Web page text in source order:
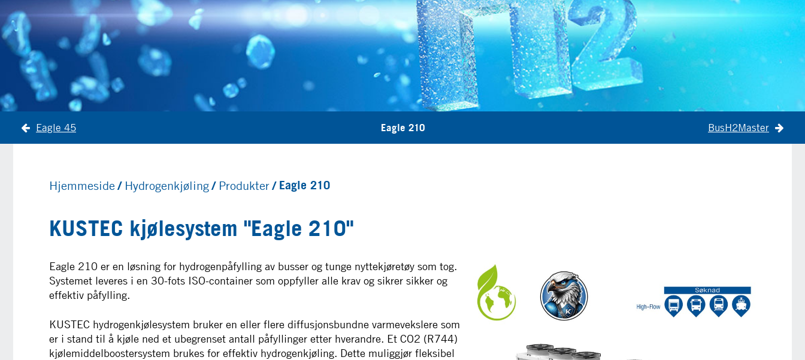
Eagle 210
Eagle 45 BusH2Master
Hjemmeside Hydrogenkjøling Produkter Eagle 210
KUSTEC kjølesystem "Eagle 210"
Eagle 210 er en løsning for hydrogenpåfylling av busser og tunge nyttekjøretøy som tog.
Systemet leveres i en 30-fots ISO-container som oppfyller alle krav og sikrer sikker og
effektiv påfylling.
KUSTEC hydrogenkjølesystem bruker en eller flere diffusjonsbundne varmevekslere som
er i stand til å kjøle ned et ubegrenset antall påfyllinger etter hverandre. Et CO2 (R744)
kjølemiddelboostersystem brukes for effektiv hydrogenkjøling. Dette muliggjør fleksibel